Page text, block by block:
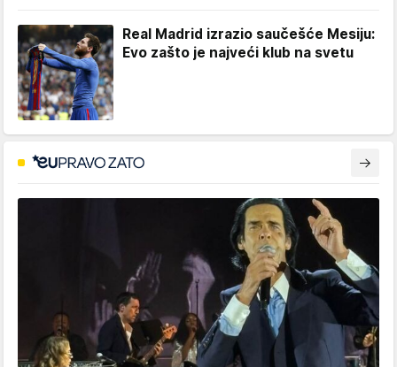
Real Madrid izrazio saučešće Mesiju:
Evo zašto je najveći klub na svetu